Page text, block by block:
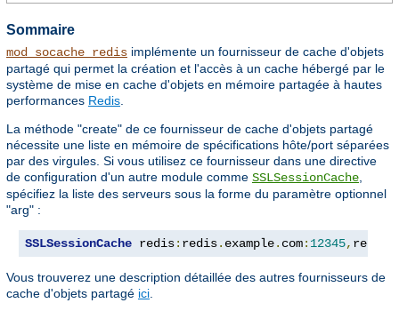
Sommaire
mod_socache_redis implémente un fournisseur de cache d'objets
partagé qui permet la création et l'accès à un cache hébergé par le
système de mise en cache d'objets en mémoire partagée à hautes
performances Redis
La méthode "create" de ce fournisseur de cache d'objets partagé
nécessite une liste en mémoire de spécifications hôte/port séparées
par des virgules. Si vous utilisez ce fournisseur dans une directive
de configuration d'un autre module comme SSLSessionCache
spécifiez la liste des serveurs sous la forme du paramètre optionnel
"arg" :
SSLSessionCache redis: redis. example. com: 12345, redis2
Vous trouverez une description détaillée des autres fournisseurs de
cache d'objets partagé ici